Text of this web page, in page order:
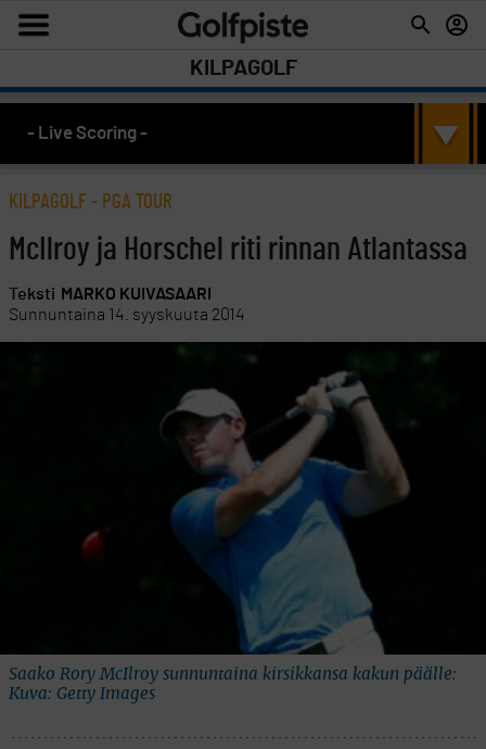
KILPAGOLF
- Live Scoring -
KILPAGOLF - PGA TOUR
McIlroy ja Horschel riti rinnan Atlantassa
Teksti MARKO KUIVASAARI
Sunnuntaina 14. syyskuuta 2014
Saako Rory McIlroy sunnuntaina kirsikkansa kakun päälle:
Kuva: Getty Images